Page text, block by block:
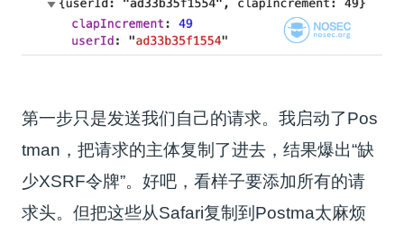
第一步只是发送我们自己的请求。我启动了Pos
tman，把请求的主体复制了进去，结果爆出“缺
少XSRF令牌”。好吧，看样子要添加所有的请
求头。但把这些从Safari复制到Postma太麻烦